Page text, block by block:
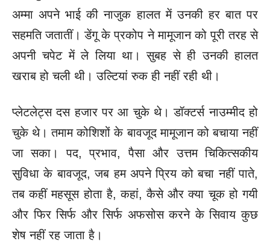
अम्मा अपने भाई की नाजुक हालत में उनकीहर बात पर
सहमति जतातीं।डेंगू के प्रकोप ने मामूजान को पूरी तरह से
अपनी चपेट में ले लिया था।सुबह से ही उनकी हालत
खराब हो चली थी। उल्टियां रुक ही नहीं रही थी।
प्लेटलेट्स दस हजार पर आ चुके थे। डॉक्टर्स नाउम्मीद हो
चुके थे। तमामकोशिशों के बावजूद मामूजान को बचाया नहीं
जा सका। पद, प्रभाव, पैसा औरउत्तम चिकित्सकीय
सुविधा के बावजूद, जब हम अपने प्रिय को बचा नहीं पाते,
तब कहीं महसूस होता है, कहां, कैसे और क्या चूक हो गयी
और फिर सिर्फ औरसिर्फ अफसोस करने के सिवाय कुछ
शेष नहीं रह जाता है।